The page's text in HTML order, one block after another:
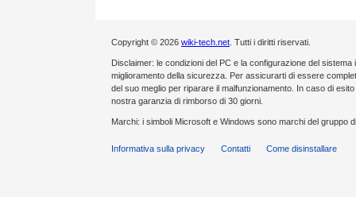
Copyright © 2026 wiki-tech.net . Tutti i diritti riservati.
Disclaimer: le condizioni del PC e la configurazione del
miglioramento della sicurezza. Per assicurarti di essere
del suo meglio per riparare il malfunzionamento. In caso di
nostra garanzia di rimborso di 30 giorni.
Marchi: i simboli Microsoft e Windows sono marchi del gruppo
Informativa sulla privacy Contatti Come disinstallare